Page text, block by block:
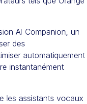
AI Companion, un
des
automatiquement
instantanément
les assistants vocaux